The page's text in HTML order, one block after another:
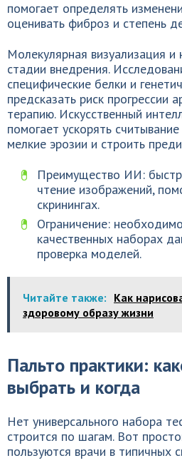
помогает определять
оценивать фиброз и степень
Молекулярная визуализация
стадии внедрения.
специфические белки и
предсказать риск прогрессии
терапию. Искусственный
помогает ускорять
мелкие эрозии и строить
Преимущество ИИ:
чтение изображений,
скринингах.
Ограничение:
качественных наборах
проверка моделей.
Читайте также: Как
здоровому образу жизни
Пальто практики:
выбрать и когда
Нет универсального набора
строится по шагам. Вот
пользуются врачи в типичных